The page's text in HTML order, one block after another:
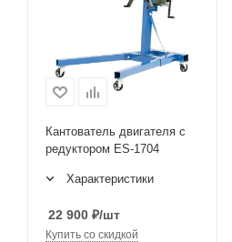
Кантователь двигателя с
редуктором ES-1704
Характеристики
22 900 ₽/шт
Купить со скидкой